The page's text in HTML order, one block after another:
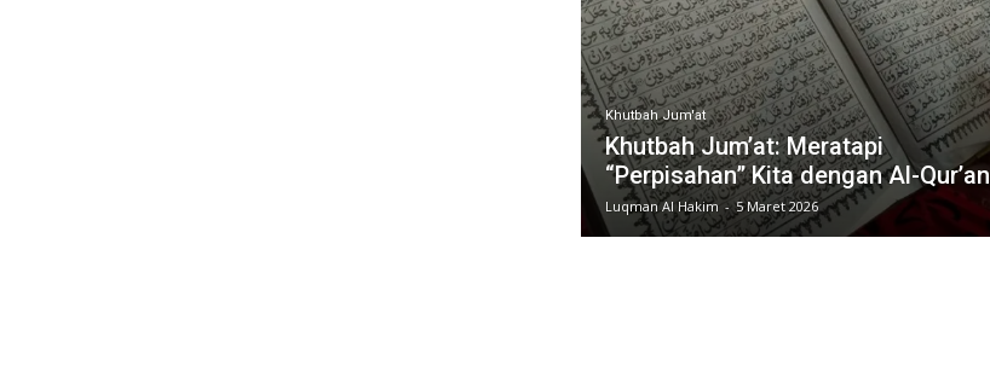
Khutbah Jum'at
Khutbah Jum’at: Meratapi
“Perpisahan” Kita dengan Al-Qur’an
Luqman Al Hakim - 5 Maret 2026